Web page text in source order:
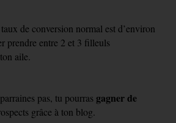
de conversion normal est d’environ
prendre entre 2 et 3 filleuls
aile.
pas, tu pourras gagner de
grâce à ton blog.